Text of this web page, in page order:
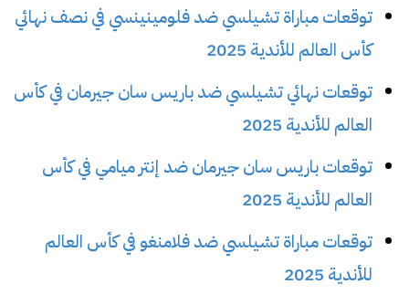
توقعات مباراة تشيلسي ضد فلومينينسي في نصف نهائي
كأس العالم للأندية 2025
توقعات نهائي تشيلسي ضد باريس سان جيرمان في كأس
العالم للأندية 2025
توقعات باريس سان جيرمان ضد إنتر ميامي في كأس
العالم للأندية 2025
توقعات مباراة تشيلسي ضد فلامنغو في كأس العالم
للأندية 2025